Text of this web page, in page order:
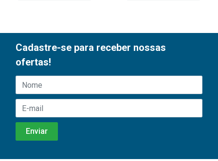
Cadastre-se para receber nossas
ofertas!